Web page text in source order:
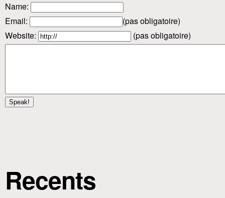
Name:
Email:
(pas obligatoire)
Website:
(pas obligatoire)
Recents